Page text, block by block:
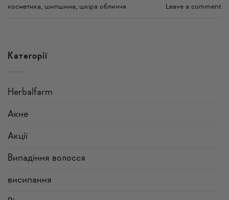
косметика, шипшина, шкіра обличчя Leave a comment
Категорії
Herbalfarm
Акне
Акції
Випадіння волосся
висипання